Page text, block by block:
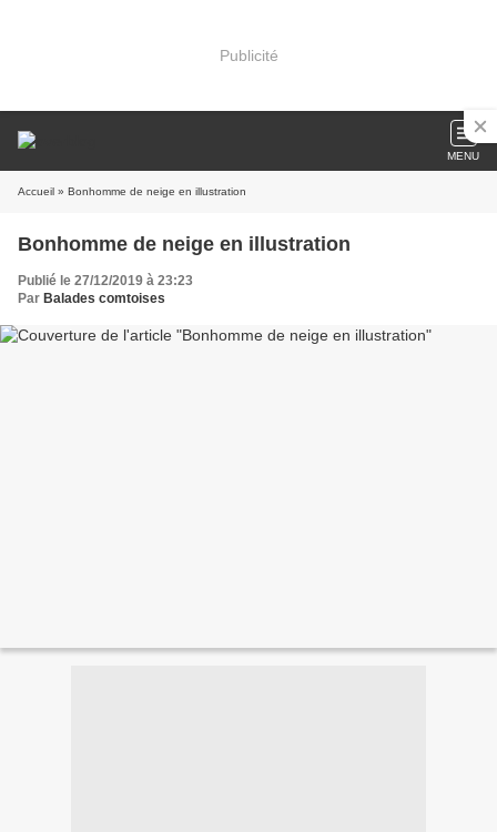
Publicité
MENU
Accueil » Bonhomme de neige en illustration
Bonhomme de neige en illustration
Publié le 27/12/2019 à 23:23
Par Balades comtoises